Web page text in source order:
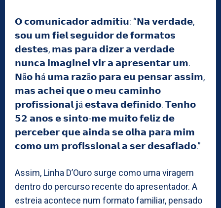
𝗢 𝗰𝗼𝗺𝘂𝗻𝗶𝗰𝗮𝗱𝗼𝗿 𝗮𝗱𝗺𝗶𝘁𝗶𝘂: “𝗡𝗮 𝘃𝗲𝗿𝗱𝗮𝗱𝗲,
𝘀𝗼𝘂 𝘂𝗺 𝗳𝗶𝗲𝗹 𝘀𝗲𝗴𝘂𝗶𝗱𝗼𝗿 𝗱𝗲 𝗳𝗼𝗿𝗺𝗮𝘁𝗼𝘀
𝗱𝗲𝘀𝘁𝗲𝘀, 𝗺𝗮𝘀 𝗽𝗮𝗿𝗮 𝗱𝗶𝘇𝗲𝗿 𝗮 𝘃𝗲𝗿𝗱𝗮𝗱𝗲
𝗻𝘂𝗻𝗰𝗮 𝗶𝗺𝗮𝗴𝗶𝗻𝗲𝗶 𝘃𝗶𝗿 𝗮 𝗮𝗽𝗿𝗲𝘀𝗲𝗻𝘁𝗮𝗿 𝘂𝗺.
𝗡ã𝗼 𝗵á 𝘂𝗺𝗮 𝗿𝗮𝘇ã𝗼 𝗽𝗮𝗿𝗮 𝗲𝘂 𝗽𝗲𝗻𝘀𝗮𝗿 𝗮𝘀𝘀𝗶𝗺,
𝗺𝗮𝘀 𝗮𝗰𝗵𝗲𝗶 𝗾𝘂𝗲 𝗼 𝗺𝗲𝘂 𝗰𝗮𝗺𝗶𝗻𝗵𝗼
𝗽𝗿𝗼𝗳𝗶𝘀𝘀𝗶𝗼𝗻𝗮𝗹 𝗷á 𝗲𝘀𝘁𝗮𝘃𝗮 𝗱𝗲𝗳𝗶𝗻𝗶𝗱𝗼. 𝗧𝗲𝗻𝗵𝗼
𝟱𝟮 𝗮𝗻𝗼𝘀 𝗲 𝘀𝗶𝗻𝘁𝗼-𝗺𝗲 𝗺𝘂𝗶𝘁𝗼 𝗳𝗲𝗹𝗶𝘇 𝗱𝗲
𝗽𝗲𝗿𝗰𝗲𝗯𝗲𝗿 𝗾𝘂𝗲 𝗮𝗶𝗻𝗱𝗮 𝘀𝗲 𝗼𝗹𝗵𝗮 𝗽𝗮𝗿𝗮 𝗺𝗶𝗺
𝗰𝗼𝗺𝗼 𝘂𝗺 𝗽𝗿𝗼𝗳𝗶𝘀𝘀𝗶𝗼𝗻𝗮𝗹 𝗮 𝘀𝗲𝗿 𝗱𝗲𝘀𝗮𝗳𝗶𝗮𝗱𝗼.”
Assim, Linha D’Ouro surge como uma viragem
dentro do percurso recente do apresentador. A
estreia acontece num formato familiar, pensado